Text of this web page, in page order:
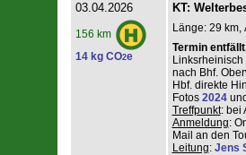
03.04.2026
156 km
14 kg CO2e
KT:
Länge: 29 km,
Termin
nach Bhf.
Hbf. direkte
Fotos 2024
Treffpunkt: bei
Anmeldung:
Mail an den
Leitung: Jens